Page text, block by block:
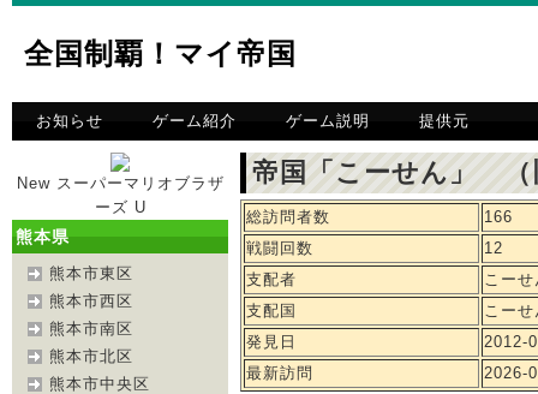
全国制覇！マイ帝国
お知らせ ゲーム紹介 ゲーム説明 提供元
New スーパーマリオブラザ
ーズ U
熊本県
熊本市東区
熊本市西区
熊本市南区
熊本市北区
熊本市中央区
帝国「こーせん」 （
総訪問者数
166
戦闘回数
12
支配者
こーせ
支配国
こーせ
発見日
2012-
最新訪問
2026-